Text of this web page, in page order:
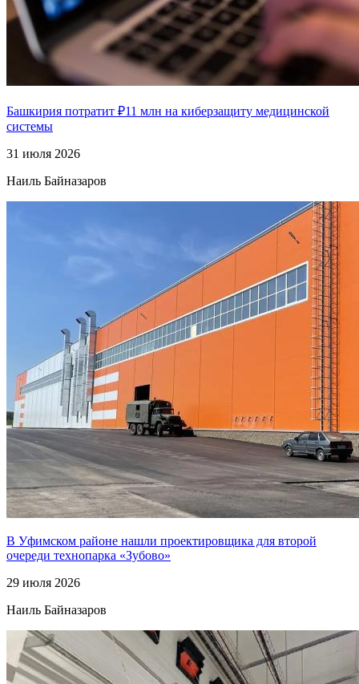
Башкирия потратит ₽11 млн на киберзащиту медицинской
системы
31 июля 2026
Наиль Байназаров
В Уфимском районе нашли проектировщика для второй
очереди технопарка «Зубово»
29 июля 2026
Наиль Байназаров